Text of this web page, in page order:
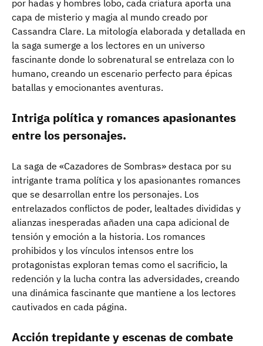
por hadas y hombres lobo, cada criatura aporta una
capa de misterio y magia al mundo creado por
Cassandra Clare. La mitología elaborada y detallada en
la saga sumerge a los lectores en un universo
fascinante donde lo sobrenatural se entrelaza con lo
humano, creando un escenario perfecto para épicas
batallas y emocionantes aventuras.
Intriga política y romances apasionantes
entre los personajes.
La saga de «Cazadores de Sombras» destaca por su
intrigante trama política y los apasionantes romances
que se desarrollan entre los personajes. Los
entrelazados conflictos de poder, lealtades divididas y
alianzas inesperadas añaden una capa adicional de
tensión y emoción a la historia. Los romances
prohibidos y los vínculos intensos entre los
protagonistas exploran temas como el sacrificio, la
redención y la lucha contra las adversidades, creando
una dinámica fascinante que mantiene a los lectores
cautivados en cada página.
Acción trepidante y escenas de combate